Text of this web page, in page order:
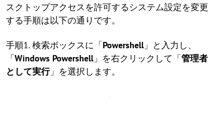
スクトップアクセスを許可するシステム設定を変更
する手順は以下の通りです。
手順1. 検索ボックスに「Powershell」と入力し、
「Windows Powershell」を右クリックして「管理者
として実行」を選択します。